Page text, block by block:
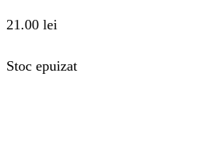
21.00 lei
Stoc epuizat